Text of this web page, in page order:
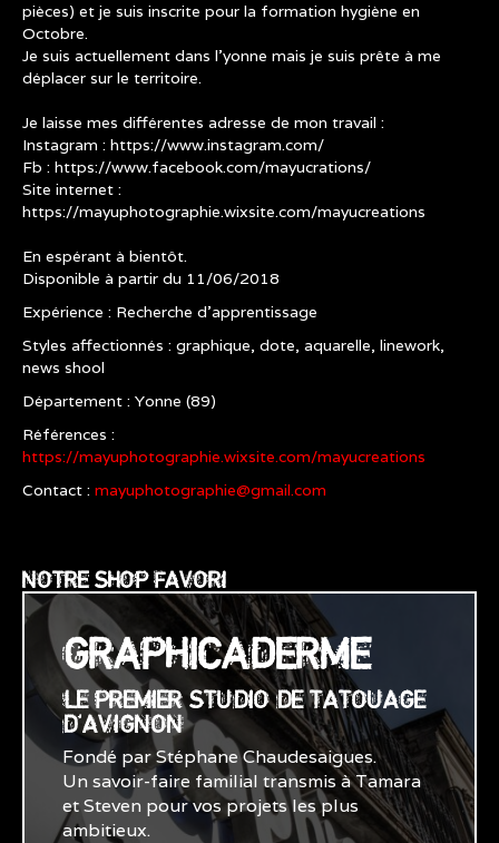
pièces) et je suis inscrite pour la formation hygiène en
Octobre.
Je suis actuellement dans l'yonne mais je suis prête à me
déplacer sur le territoire.
Je laisse mes différentes adresse de mon travail :
Instagram : https://www.instagram.com/
Fb : https://www.facebook.com/mayucrations/
Site internet :
https://mayuphotographie.wixsite.com/mayucreations
En espérant à bientôt.
Disponible à partir du 11/06/2018
Expérience : Recherche d’apprentissage
Styles affectionnés : graphique, dote, aquarelle, linework,
news shool
Département : Yonne (89)
Références :
https://mayuphotographie.wixsite.com/mayucreations
Contact : mayuphotographie@gmail.com
NOTRE SHOP FAVORI
GRAPHICADERME
LE PREMIER STUDIO DE TATOUAGE
D'AVIGNON
Fondé par Stéphane Chaudesaigues.
Un savoir-faire familial transmis à Tamara
et Steven pour vos projets les plus
ambitieux.